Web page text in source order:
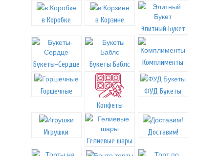
в Коробке
в Корзине
Элитный Букет
Букеты-Сердце Букеты Баблс Комплименты
Горшечные
Конфеты
ФУД Букеты
Игрушки
Гелиевые шары
Доставим!